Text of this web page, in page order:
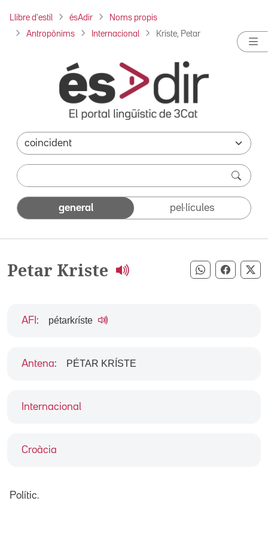
Llibre d'estil ésAdir Noms propis
Antropònims Internacional Kriste, Petar
general pel·lícules
Petar Kriste Compartir
Internacional
Croàcia
AFI : pétarkɾíste
Antena: PÉTAR KRÍSTE
Polític.